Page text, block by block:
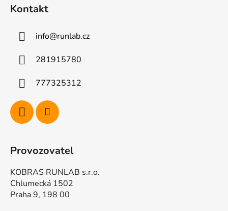
Kontakt
info@runlab.cz
281915780
777325312
Provozovatel
KOBRAS RUNLAB s.r.o.
Chlumecká 1502
Praha 9, 198 00